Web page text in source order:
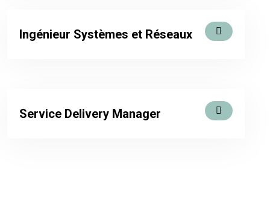
Ingénieur Systèmes et Réseaux
Service Delivery Manager